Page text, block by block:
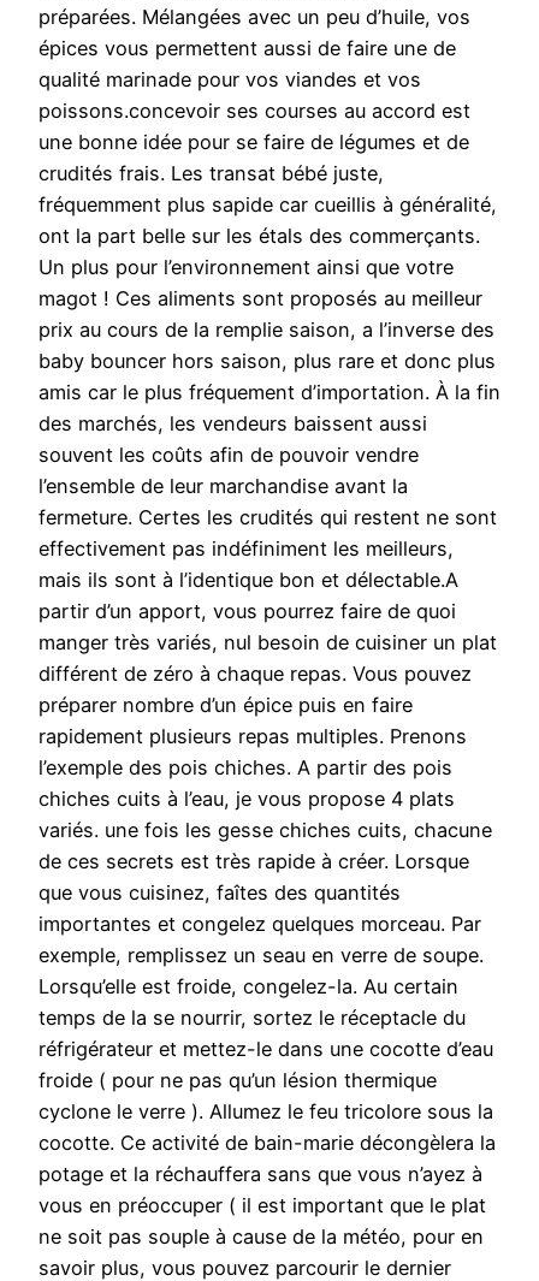
préparées. Mélangées avec un peu d’huile, vos
épices vous permettent aussi de faire une de
qualité marinade pour vos viandes et vos
poissons.concevoir ses courses au accord est
une bonne idée pour se faire de légumes et de
crudités frais. Les transat bébé juste,
fréquemment plus sapide car cueillis à généralité,
ont la part belle sur les étals des commerçants.
Un plus pour l’environnement ainsi que votre
magot ! Ces aliments sont proposés au meilleur
prix au cours de la remplie saison, a l’inverse des
baby bouncer hors saison, plus rare et donc plus
amis car le plus fréquement d’importation. À la fin
des marchés, les vendeurs baissent aussi
souvent les coûts afin de pouvoir vendre
l’ensemble de leur marchandise avant la
fermeture. Certes les crudités qui restent ne sont
effectivement pas indéfiniment les meilleurs,
mais ils sont à l’identique bon et délectable.A
partir d’un apport, vous pourrez faire de quoi
manger très variés, nul besoin de cuisiner un plat
différent de zéro à chaque repas. Vous pouvez
préparer nombre d’un épice puis en faire
rapidement plusieurs repas multiples. Prenons
l’exemple des pois chiches. A partir des pois
chiches cuits à l’eau, je vous propose 4 plats
variés. une fois les gesse chiches cuits, chacune
de ces secrets est très rapide à créer. Lorsque
que vous cuisinez, faîtes des quantités
importantes et congelez quelques morceau. Par
exemple, remplissez un seau en verre de soupe.
Lorsqu’elle est froide, congelez-la. Au certain
temps de la se nourrir, sortez le réceptacle du
réfrigérateur et mettez-le dans une cocotte d’eau
froide ( pour ne pas qu’un lésion thermique
cyclone le verre ). Allumez le feu tricolore sous la
cocotte. Ce activité de bain-marie décongèlera la
potage et la réchauffera sans que vous n’ayez à
vous en préoccuper ( il est important que le plat
ne soit pas souple à cause de la météo, pour en
savoir plus, vous pouvez parcourir le dernier